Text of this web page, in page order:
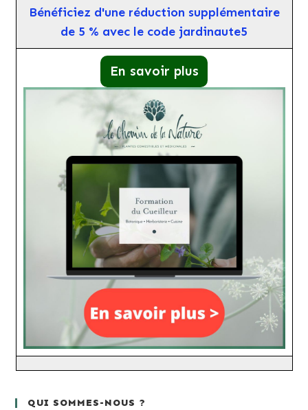
Bénéficiez d'une réduction supplémentaire
de 5 % avec le code jardinaute5
En savoir plus
QUI SOMMES-NOUS ?